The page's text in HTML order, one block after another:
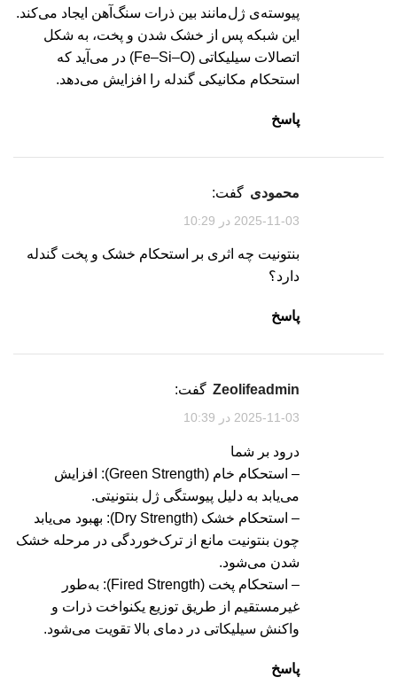
پیوسته‌ی ژل‌مانند بین ذرات سنگ‌آهن ایجاد می‌کند.
این شبکه پس از خشک شدن و پخت، به شکل
اتصالات سیلیکاتی (Fe–Si–O) در می‌آید که
استحکام مکانیکی گندله را افزایش می‌دهد.
پاسخ
محمودی گفت:
2025-11-03 در 10:29
بنتونیت چه اثری بر استحکام خشک و پخت گندله
دارد؟
پاسخ
zeolifeadmin گفت:
2025-11-03 در 10:39
درود بر شما
– استحکام خام (Green Strength): افزایش
می‌یابد به دلیل پیوستگی ژل بنتونیتی.
– استحکام خشک (Dry Strength): بهبود می‌یابد
چون بنتونیت مانع از ترک‌خوردگی در مرحله خشک
شدن می‌شود.
– استحکام پخت (Fired Strength): به‌طور
غیرمستقیم از طریق توزیع یکنواخت ذرات و
واکنش سیلیکاتی در دمای بالا تقویت می‌شود.
پاسخ